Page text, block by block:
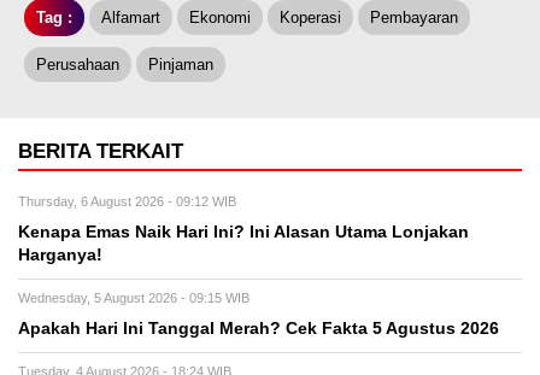
Tag : Alfamart Ekonomi Koperasi Pembayaran
Perusahaan Pinjaman
BERITA TERKAIT
Thursday, 6 August 2026 - 09:12 WIB
Kenapa Emas Naik Hari Ini? Ini Alasan Utama Lonjakan
Harganya!
Wednesday, 5 August 2026 - 09:15 WIB
Apakah Hari Ini Tanggal Merah? Cek Fakta 5 Agustus 2026
Tuesday, 4 August 2026 - 18:24 WIB